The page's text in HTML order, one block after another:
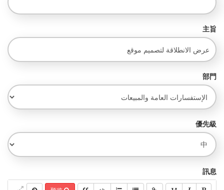
主旨
部門
優先級
訊息